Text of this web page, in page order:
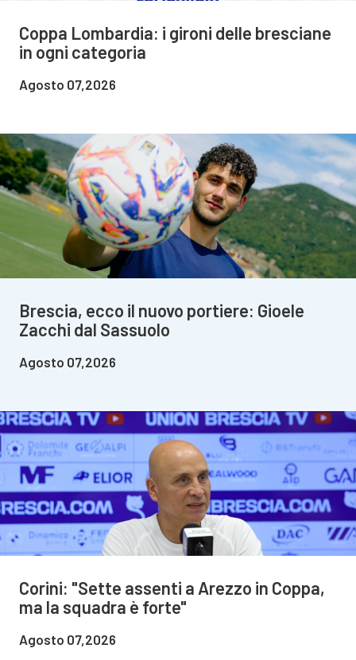
Coppa Lombardia: i gironi delle bresciane
in ogni categoria
Agosto 07,2026
Brescia, ecco il nuovo portiere: Gioele
Zacchi dal Sassuolo
Agosto 07,2026
Corini: "Sette assenti a Arezzo in Coppa,
ma la squadra è forte"
Agosto 07,2026